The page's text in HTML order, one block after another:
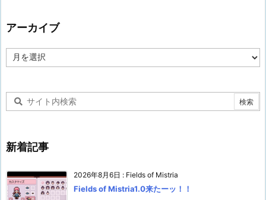
ー
アーカイブ
ー
新着記事
2026年8月6日 : Fields of Mistria
Fields of Mistria1.0来たーッ！！